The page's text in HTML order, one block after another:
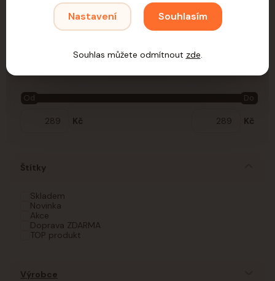
Samohýl Suchá Drobní savci Osmák
Osmák
Kč
Od Do
Kč
Štítky
Skladem
Novinka
Akce
Doprava ZDARMA
TOP produkt
Výrobce
Nastavení Souhlasím
Souhlas můžete odmítnout zde.